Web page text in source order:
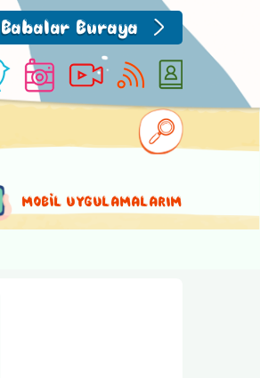
Buraya
MOBİL UYGULAMALARIM